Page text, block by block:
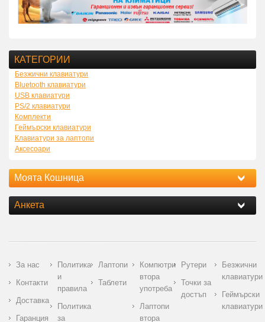
КАТЕГОРИИ
Безжични клавиатури
Bluetooth клавиатури
USB клавиатури
PS/2 клавиатури
Комплекти
Геймърски клавиатури
Клавиатури за лаптопи
Аксесоари
Моята Кошница
Анкета
За нас
Контакти
Доставка
Гаранция
Политика
и
правила
Политика
за
Лаптопи
Таблети
Компютри
втора
употреба
Лаптопи
втора
Рутери
Точки за
достъп
Безжични
клавиатури
Геймърски
клавиатури